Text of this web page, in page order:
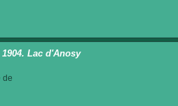
Lac d'Anosy
de